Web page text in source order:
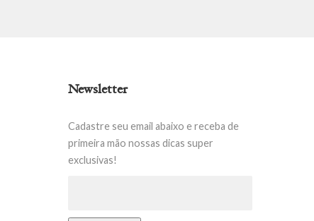
Newsletter
Cadastre seu email abaixo e receba de
primeira mão nossas dicas super
exclusivas!